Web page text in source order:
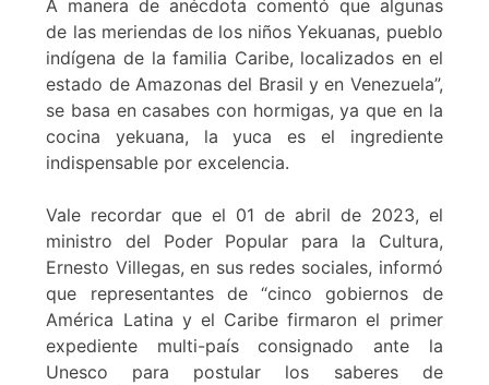
A manera de anécdota comentó que algunas
de las meriendas de los niños Yekuanas, pueblo
indígena de la familia Caribe, localizados en el
estado de Amazonas del Brasil y en Venezuela”,
se basa en casabes con hormigas, ya que en la
cocina yekuana, la yuca es el ingrediente
indispensable por excelencia.
Vale recordar que el 01 de abril de 2023, el
ministro del Poder Popular para la Cultura,
Ernesto Villegas, en sus redes sociales, informó
que representantes de “cinco gobiernos de
América Latina y el Caribe firmaron el primer
expediente multi-país consignado ante la
Unesco para postular los saberes de